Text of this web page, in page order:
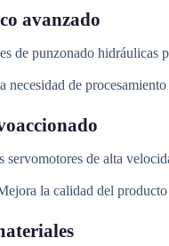
avanzado
de punzonado hidráulicas
necesidad de
servomotores de alta
la calidad del